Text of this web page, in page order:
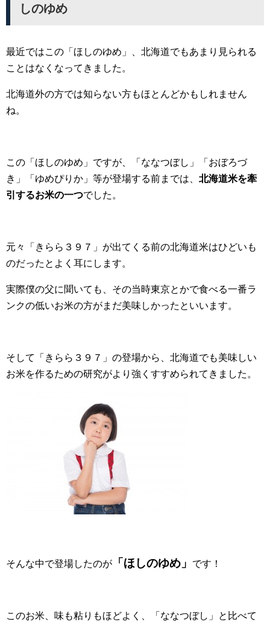
しのゆめ
最近ではこの「ほしのゆめ」、北海道でもあまり見られる
ことはなくなってきました。
北海道外の方では知らない方もほとんどかもしれません
ね。
この「ほしのゆめ」ですが、「ななつぼし」「おぼろづ
き」「ゆめぴりか」等が登場する前までは、 北海道米を牽
引するお米の一つでした。
元々「きらら３９７」が出てくる前の北海道米はひどいも
のだったとよく耳にします。
実際僕の父に聞いても、その当時東京とかで食べる一番ラ
ンクの低いお米の方がまだ美味しかったといいます。
そして「きらら３９７」の登場から、北海道でも美味しい
お米を作るための研究がより強くすすめられてきました。
そんな中で登場したのが 「ほしのゆめ」 です！
このお米、味も粘りもほどよく、「ななつぼし」と比べて